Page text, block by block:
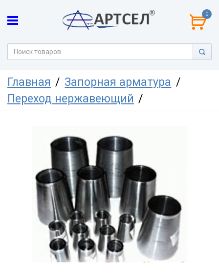
0
Главная
Запорная арматура
Переход нержавеющий